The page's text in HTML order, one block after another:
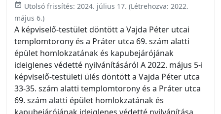
event_available Utolsó frissítés: 2024. július 17. (Létrehozva: 2022.
május 6.)
A képviselő-testület döntött a Vajda Péter utcai
templomtorony és a Práter utca 69. szám alatti
épület homlokzatának és kapubejárójának
ideiglenes védetté nyilvánításáról A 2022. május 5-i
képviselő-testületi ülés döntött a Vajda Péter utca
33-35. szám alatti templomtorony és a Práter utca
69. szám alatti épület homlokzatának és
kapubejárójának ideiglenes védetté nyilvánítása